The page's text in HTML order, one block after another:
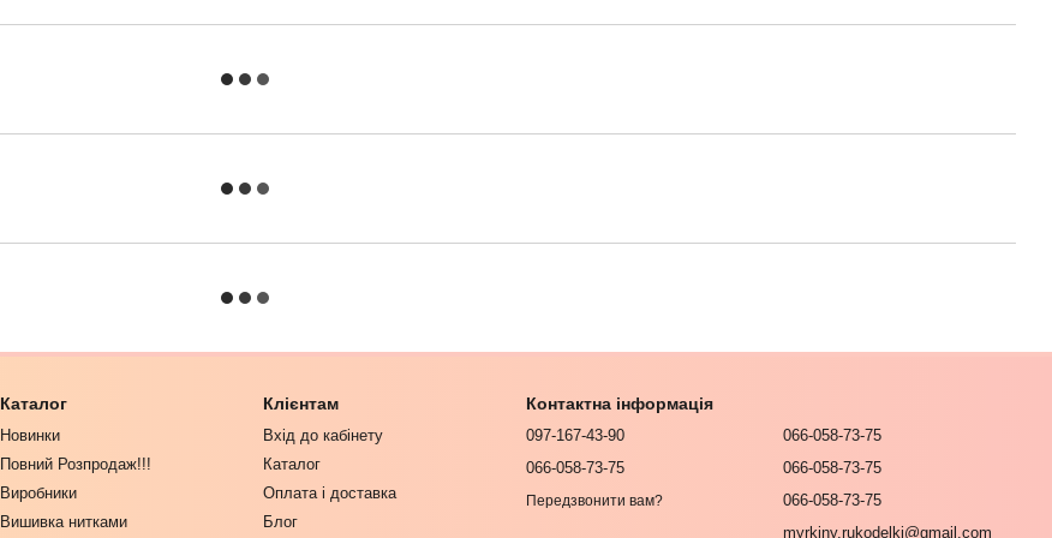
Каталог
Новинки
Повний Розпродаж!!!
Виробники
Вишивка нитками
Клієнтам
Вхід до кабінету
Каталог
Оплата і доставка
Блог
Контактна інформація
097-167-43-90
066-058-73-75
Передзвонити вам?
066-058-73-75
066-058-73-75
066-058-73-75
myrkiny.rukodelki@gmail.com